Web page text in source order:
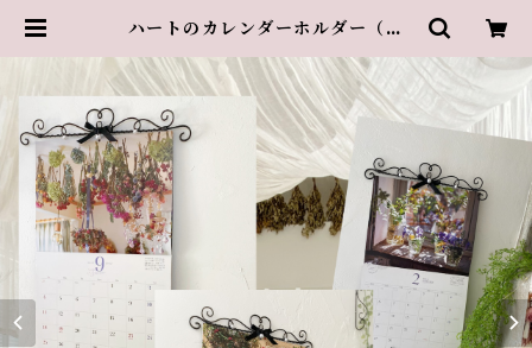
ハートのカレンダーホルダー（単
ズエ